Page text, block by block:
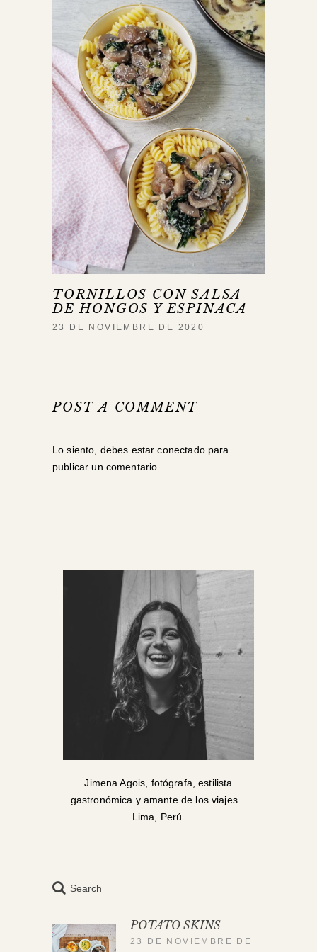
TORNILLOS CON SALSA
DE HONGOS Y ESPINACA
23 DE NOVIEMBRE DE 2020
POST A COMMENT
Lo siento, debes estarconectadopara
publicar un comentario.
Jimena Agois, fotógrafa, estilista
gastronómica y amante de los viajes.
Lima, Perú.
Search
POTATO SKINS
23 DE NOVIEMBRE DE